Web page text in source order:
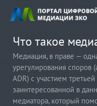
Что такое
Медиация, в праве —
урегулирования споров
ADR) с участием
заинтересованной в
медиатора, который